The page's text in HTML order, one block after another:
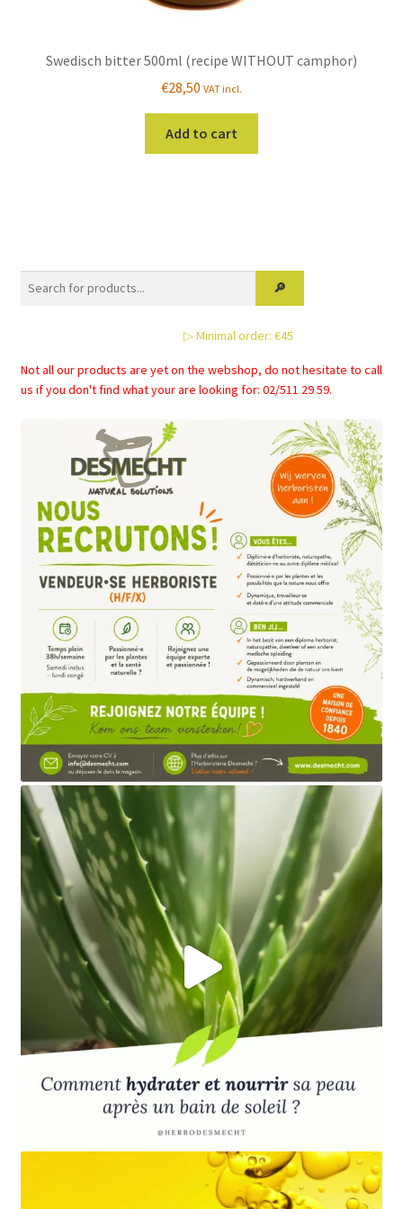
Swedisch bitter 500ml (recipe WITHOUT camphor)
€28,50 VAT incl.
Add to cart
▷ Minimal order: €45
Not all our products are yet on the webshop, do not hesitate to call
us if you don't find what your are looking for: 02/511 29 59.